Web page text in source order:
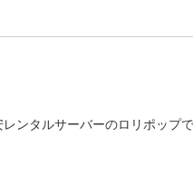
レンタルサーバーのロリポップ